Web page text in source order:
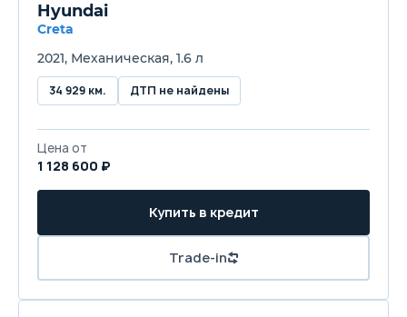
Hyundai
Creta
2021, Механическая, 1.6 л
34 929 км. ДТП не найдены
Цена от
1 128 600 ₽
Купить в кредит
Trade-in